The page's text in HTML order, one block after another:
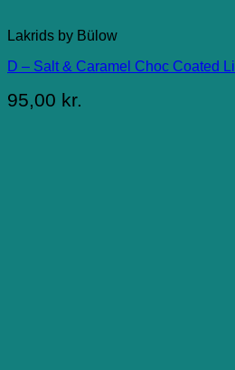
Lakrids by Bülow
D – Salt & Caramel Choc Coated
95,00 kr.